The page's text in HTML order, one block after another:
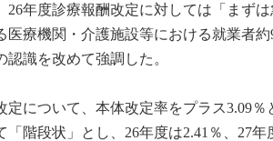
26年度診療報酬改定に対しては「まず
医療機関・介護施設等における就業者
識を改めて強調した。
定について、本体改定率をプラス3.09
「階段状」とし、26年度は2.41％、27年